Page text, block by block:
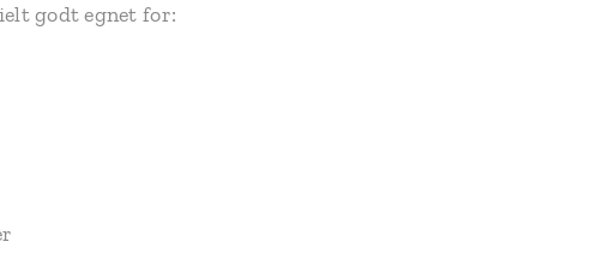
godt egnet for: